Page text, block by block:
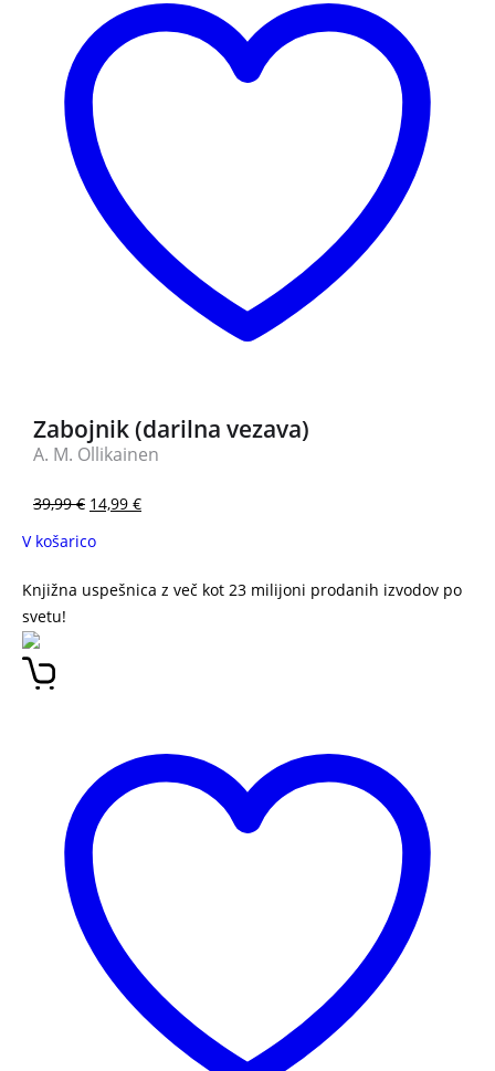
Zabojnik (darilna vezava)
A. M. Ollikainen
39,99€ 14,99 €
V košarico
Knjižna uspešnica z več kot 23 milijoni prodanih izvodov po
svetu!